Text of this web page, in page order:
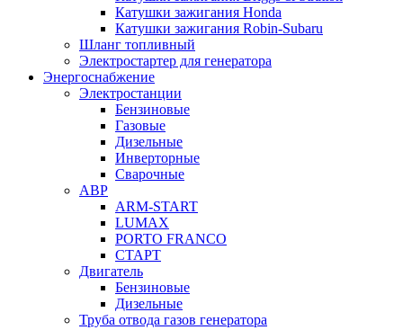
Катушки зажигания Honda
Катушки зажигания Robin-Subaru
Шланг топливный
Электростартер для генератора
Энергоснабжение
Электростанции
Бензиновые
Газовые
Дизельные
Инверторные
Сварочные
АВР
ARM-START
LUMAX
PORTO FRANCO
СТАРТ
Двигатель
Бензиновые
Дизельные
Труба отвода газов генератора